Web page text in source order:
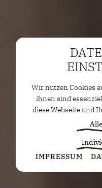
Wir nutzen Cookies
ihnen sind
diese Webseite und
Statistiken
Diese Cookies
IMPRESSUM